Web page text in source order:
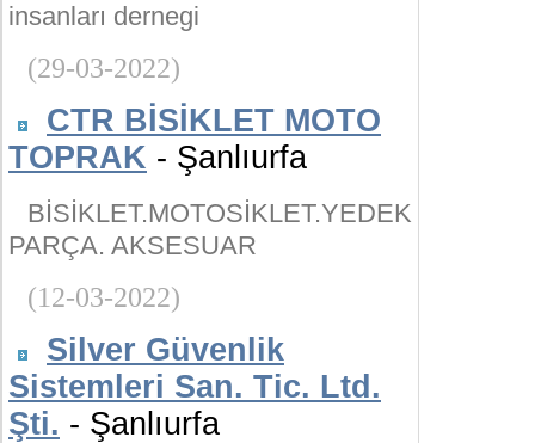
insanları dernegi
(29-03-2022)
CTR BİSİKLET MOTO
TOPRAK - Şanlıurfa
BİSİKLET.MOTOSİKLET.YEDEK
PARÇA. AKSESUAR
(12-03-2022)
Silver Güvenlik
Sistemleri San. Tic. Ltd.
Şti. - Şanlıurfa